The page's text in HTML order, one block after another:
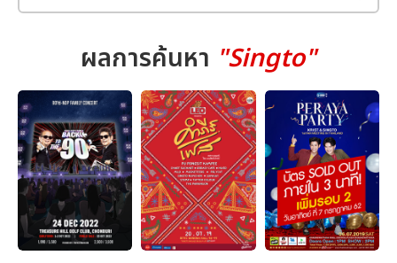
ผลการค้นหา "Singto"